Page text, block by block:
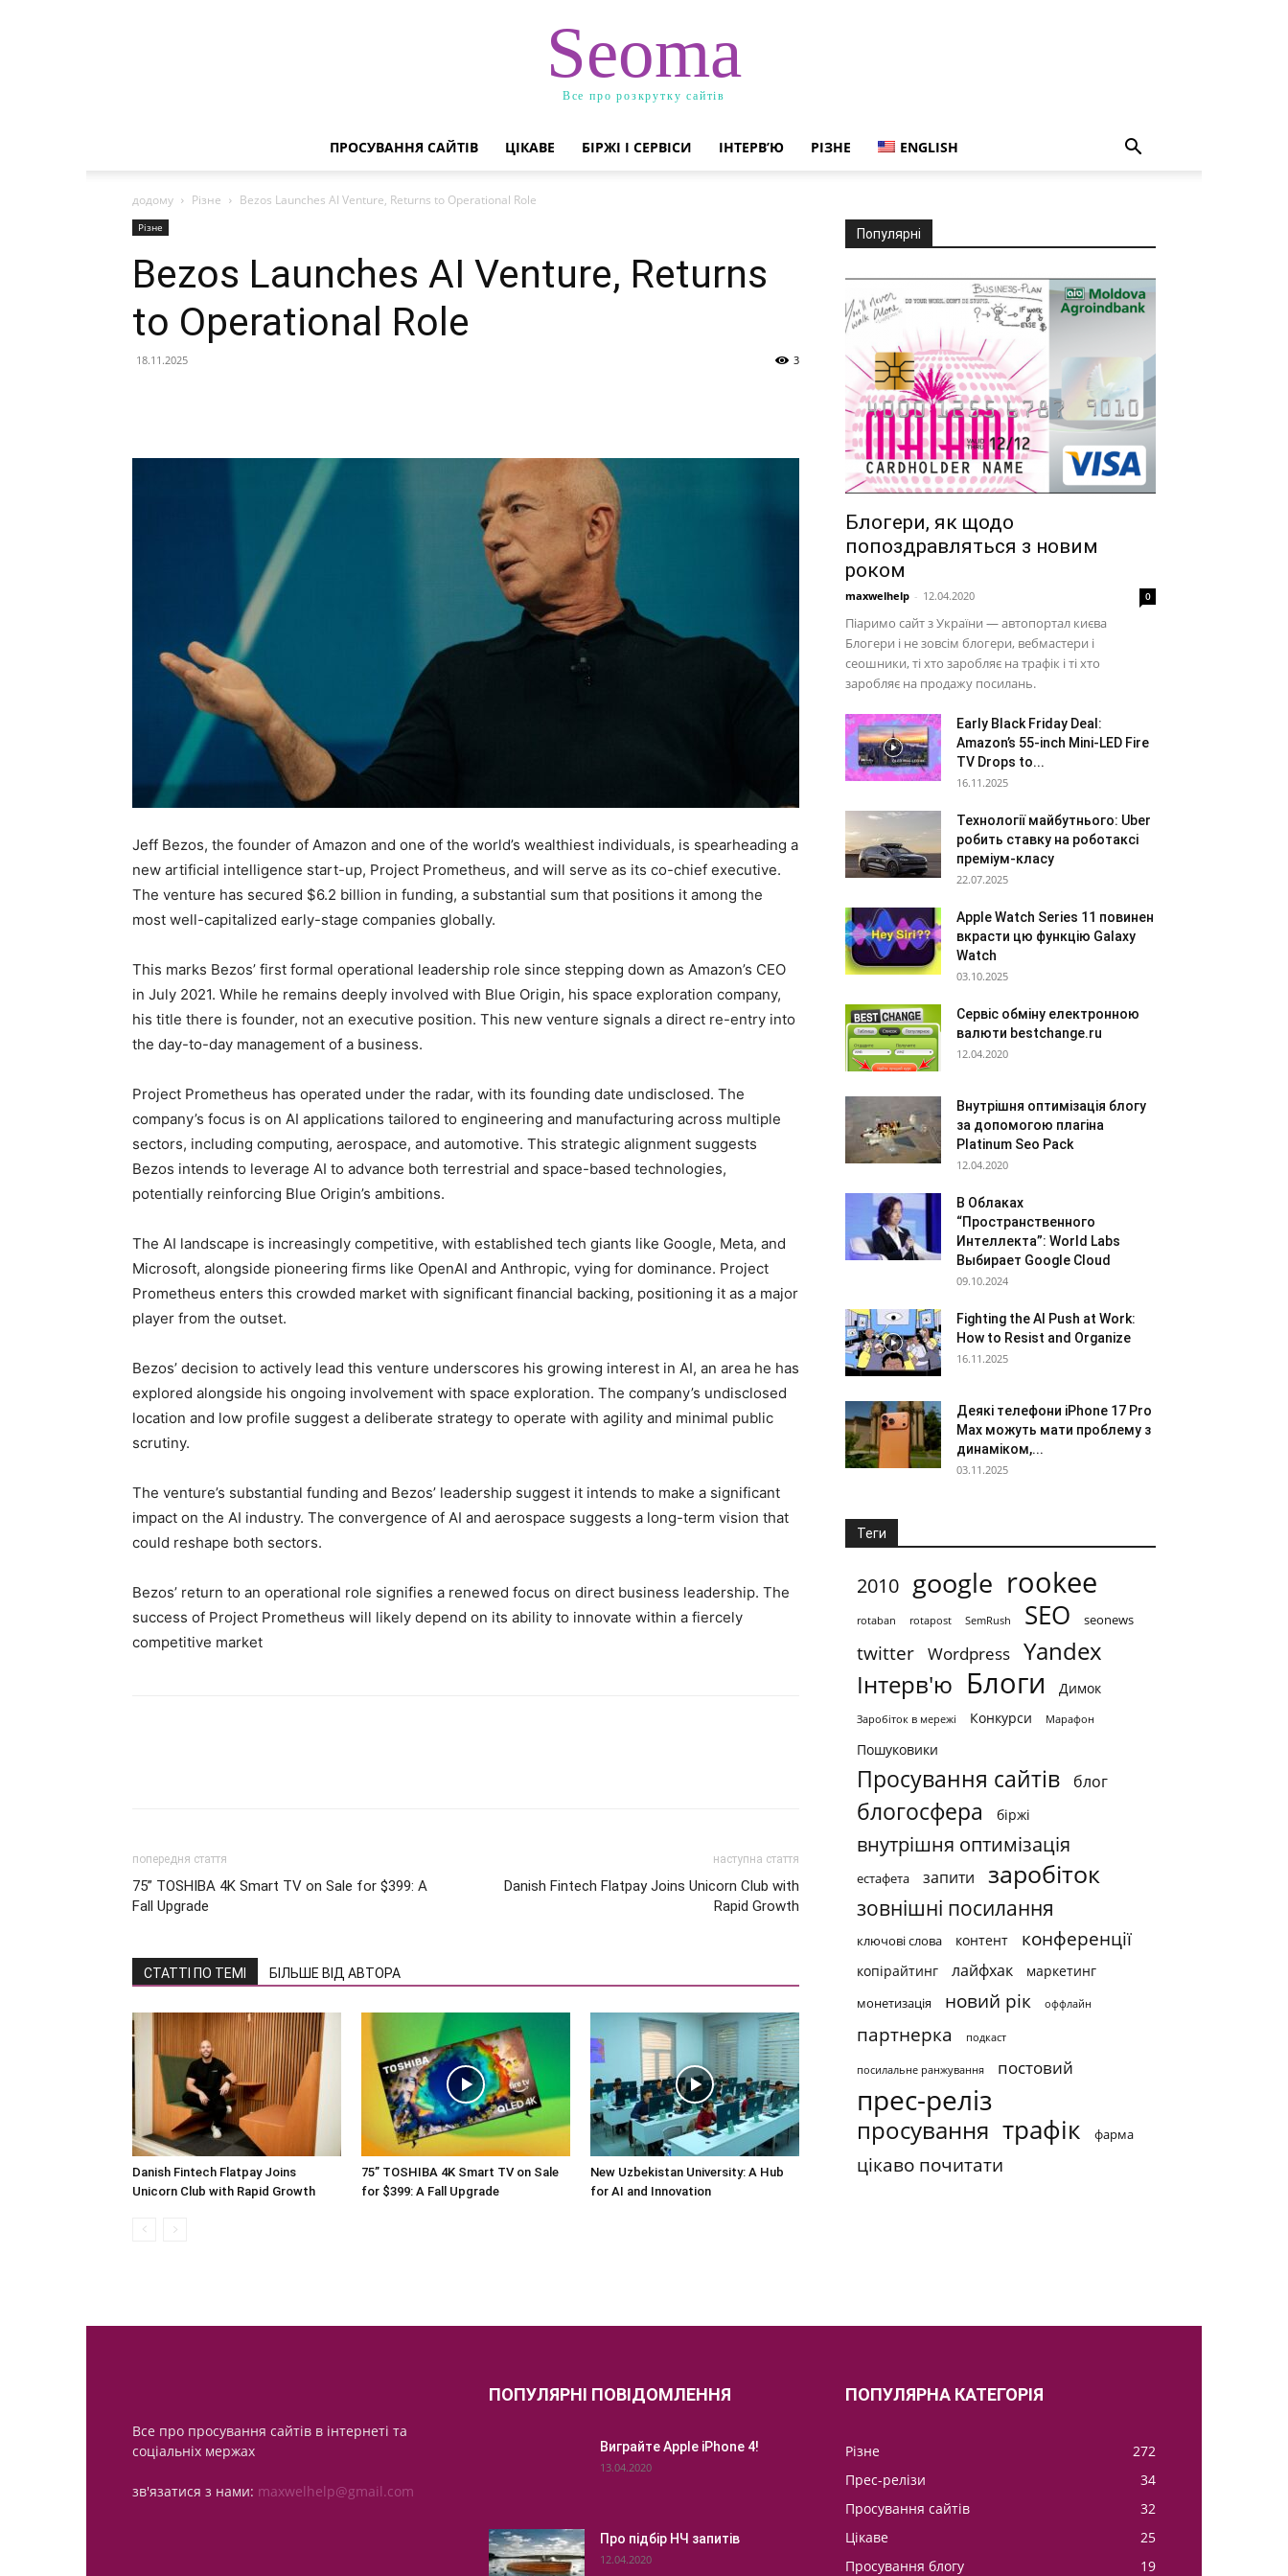
Seoma
Все про розкрутку сайтів
ПРОСУВАННЯ САЙТІВ ЦІКАВЕ БІРЖІ І СЕРВІСИ ІНТЕРВ’Ю РІЗНЕ ENGLISH
додому Різне Bezos Launches AI Venture, Returns to Operational Role
Різне
Bezos Launches AI Venture, Returns
to Operational Role
18.11.2025 3
Jeff Bezos, the founder of Amazon and one of the world’s wealthiest individuals, is spearheading a
new artificial intelligence start-up, Project Prometheus, and will serve as its co-chief executive.
The venture has secured $6.2 billion in funding, a substantial sum that positions it among the
most well-capitalized early-stage companies globally.
This marks Bezos’ first formal operational leadership role since stepping down as Amazon’s CEO
in July 2021. While he remains deeply involved with Blue Origin, his space exploration company,
his title there is founder, not an executive position. This new venture signals a direct re-entry into
the day-to-day management of a business.
Project Prometheus has operated under the radar, with its founding date undisclosed. The
company’s focus is on AI applications tailored to engineering and manufacturing across multiple
sectors, including computing, aerospace, and automotive. This strategic alignment suggests
Bezos intends to leverage AI to advance both terrestrial and space-based technologies,
potentially reinforcing Blue Origin’s ambitions.
The AI landscape is increasingly competitive, with established tech giants like Google, Meta, and
Microsoft, alongside pioneering firms like OpenAI and Anthropic, vying for dominance. Project
Prometheus enters this crowded market with significant financial backing, positioning it as a major
player from the outset.
Bezos’ decision to actively lead this venture underscores his growing interest in AI, an area he has
explored alongside his ongoing involvement with space exploration. The company’s undisclosed
location and low profile suggest a deliberate strategy to operate with agility and minimal public
scrutiny.
The venture’s substantial funding and Bezos’ leadership suggest it intends to make a significant
impact on the AI industry. The convergence of AI and aerospace suggests a long-term vision that
could reshape both sectors.
Bezos’ return to an operational role signifies a renewed focus on direct business leadership. The
success of Project Prometheus will likely depend on its ability to innovate within a fiercely
competitive market
попередня стаття
75” TOSHIBA 4K Smart TV on Sale for $399: A
Fall Upgrade
наступна стаття
Danish Fintech Flatpay Joins Unicorn Club with
Rapid Growth
СТАТТІ ПО ТЕМІ БІЛЬШЕ ВІД АВТОРА
Danish Fintech Flatpay Joins
Unicorn Club with Rapid Growth
75” TOSHIBA 4K Smart TV on Sale
for $399: A Fall Upgrade
New Uzbekistan University: A Hub
for AI and Innovation
Популярні
Блогери, як щодо
попоздравляться з новим
роком
maxwelhelp - 12.04.2020 0
Піаримо сайт з України — автопортал києва
Блогери і не зовсім блогери, вебмастери і
сеошники, ті хто заробляє на трафік і ті хто
заробляє на продажу посилань.
Early Black Friday Deal:
Amazon’s 55-inch Mini-LED Fire
TV Drops to...
16.11.2025
Технології майбутнього: Uber
робить ставку на роботаксі
преміум-класу
22.07.2025
Apple Watch Series 11 повинен
вкрасти цю функцію Galaxy
Watch
03.10.2025
Сервіс обміну електронною
валюти bestchange.ru
12.04.2020
Внутрішня оптимізація блогу
за допомогою плагіна
Platinum Seo Pack
12.04.2020
В Облаках
“Пространственного
Интеллекта”: World Labs
Выбирает Google Cloud
09.10.2024
Fighting the AI Push at Work:
How to Resist and Organize
16.11.2025
Деякі телефони iPhone 17 Pro
Max можуть мати проблему з
динаміком,...
03.11.2025
Теги
2010 google rookee
rotaban rotapost SemRush SEO seonews
twitter Wordpress
Yandex
Інтерв'ю Блоги Димок
Заробіток в мережі Конкурси Марафон
Пошуковики
Просування сайтів блог
блогосфера біржі
внутрішня оптимізація
естафета запити заробіток
зовнішні посилання
ключові слова контент конференції
копірайтинг лайфхак маркетинг
монетизація новий рік оффлайн
партнерка подкаст
посилальне ранжування постовий
прес-реліз
просування трафік фарма
цікаво почитати
Все про просування сайтів в інтернеті та
соціальніх мержах
зв'язатися з нами: maxwelhelp@gmail.com
ПОПУЛЯРНІ ПОВІДОМЛЕННЯ
Виграйте Apple iPhone 4!
13.04.2020
Про підбір НЧ запитів
12.04.2020
ПОПУЛЯРНА КАТЕГОРІЯ
Різне
272
Прес-релізи
34
Просування сайтів
32
Цікаве
25
Просування блогу
19